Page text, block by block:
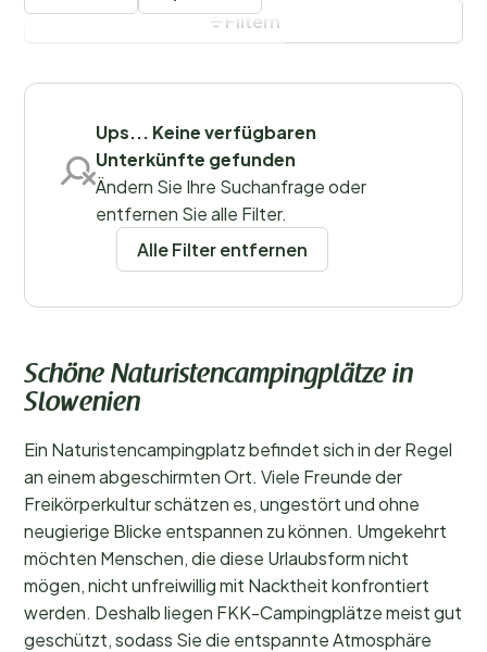
da viele Slowenen, vor allem in den touristischen
Regionen, gut Englisch oder Deutsch sprechen.
Regionen
Filtern
Ups... Keine verfügbaren
Unterkünfte gefunden
Ändern Sie Ihre Suchanfrage oder
entfernen Sie alle Filter.
Alle Filter entfernen
Schöne Naturistencampingplätze in
Slowenien
Ein Naturistencampingplatz befindet sich in der Regel
an einem abgeschirmten Ort. Viele Freunde der
Freikörperkultur schätzen es, ungestört und ohne
neugierige Blicke entspannen zu können. Umgekehrt
möchten Menschen, die diese Urlaubsform nicht
mögen, nicht unfreiwillig mit Nacktheit konfrontiert
werden. Deshalb liegen FKK-Campingplätze meist gut
geschützt, sodass Sie die entspannte Atmosphäre